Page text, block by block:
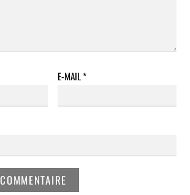
E-MAIL*